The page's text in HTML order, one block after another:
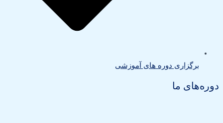
برگزاری دوره های آموزشی
دوره‌های ما